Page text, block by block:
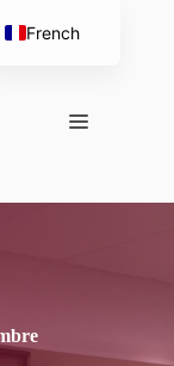
Menu
French
Spanish